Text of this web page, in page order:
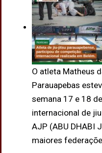
O atleta Matheus
Parauapebas
semana 17 e 18
internacional de
AJP (ABU DHABI
maiores